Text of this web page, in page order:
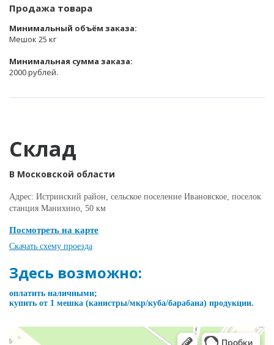
Продажа товара
Минимальный объём заказа:
Мешок 25 кг
Минимальная сумма заказа:
2000 рублей.
Склад
В Московской области
Адрес: Истринский район, сельское поселение Ивановское, поселок
станция Манихино, 50 км
Посмотреть на карте
Скачать схему проезда
Здесь возможно:
оплатить наличными;
купить от 1 мешка (канистры/мкр/куба/барабана) продукции.